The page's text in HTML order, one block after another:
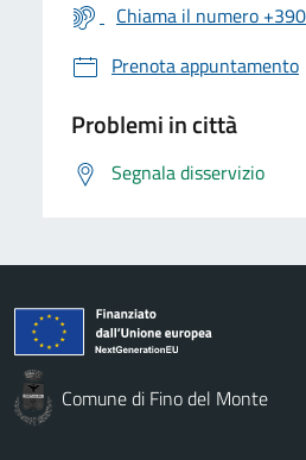
Chiama il numero
Prenota appuntamento
Problemi in città
Segnala disservizio
Comune di Fino del Monte